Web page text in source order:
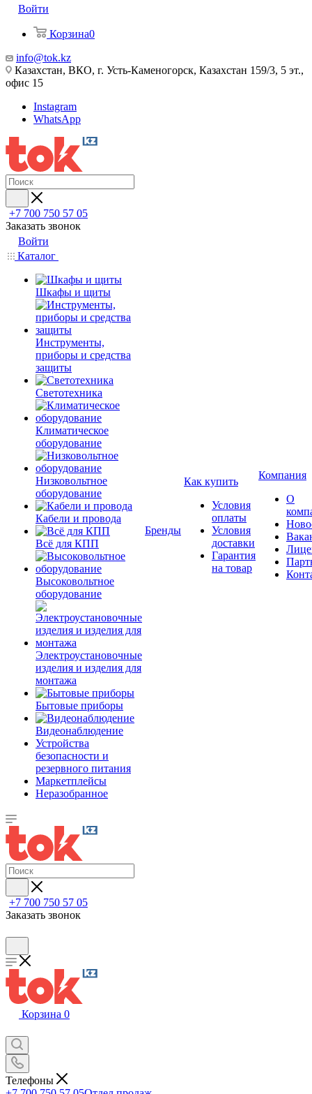
Войти
Корзина0
info@tok.kz
Казахстан, ВКО, г. Усть-Каменогорск, Казахстан 159/3, 5 эт.,
офис 15
Instagram
WhatsApp
+7 700 750 57 05
Заказать звонок
Войти
Каталог
Шкафы и щиты
Инструменты,
приборы и средства
защиты
Светотехника
Климатическое
оборудование
Низковольтное
оборудование
Кабели и провода
Всё для КПП
Высоковольтное
оборудование
Электроустановочные
изделия и изделия для
монтажа
Бытовые приборы
Видеонаблюдение
Устройства
безопасности и
резервного питания
Маркетплейсы
Неразобранное
Бренды
Как купить
Условия
оплаты
Условия
доставки
Гарантия
на товар
Компания
О
+7 700 750 57 05
Заказать звонок
Корзина 0
Телефоны